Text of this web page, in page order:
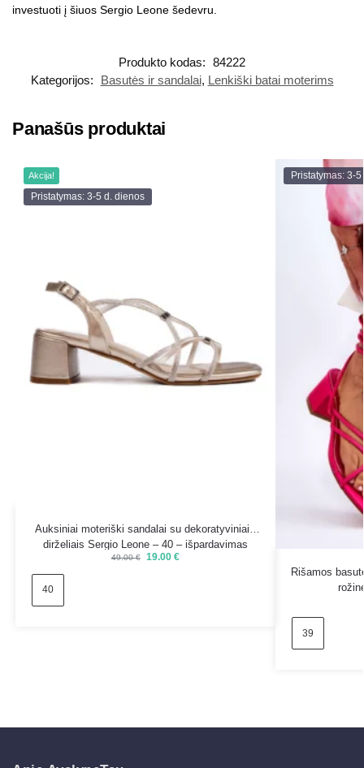
investuoti į šiuos Sergio Leone šedevru.
Produkto kodas: 84222
Kategorijos:
Basutės ir sandalai, Lenkiški batai moterims
Panašūs produktai
Akcija!
Pristatymas: 3-5 d. dienos
Auksiniai moteriški sandalai su dekoratyviniais
dirželiais Sergio Leone – 40 – išpardavimas
49.00€ 19.00 €
40
Pristatymas: 3-
Rišamos
39